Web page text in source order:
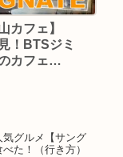
カフェ】
！BTSジミ
カフェ
グルメ【サング
た！（行き方）